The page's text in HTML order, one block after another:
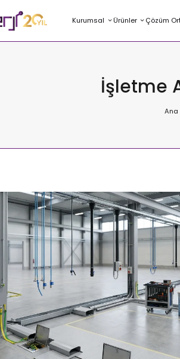
Kurumsal Ürünler Çözüm
İşletme
Ana